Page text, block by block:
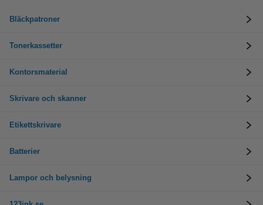
Bläckpatroner
Tonerkassetter
Kontorsmaterial
Skrivare och skanner
Etikettskrivare
Batterier
Lampor och belysning